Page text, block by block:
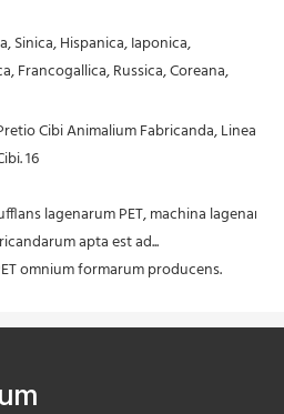
Francogallica, Russica, Coreana,
lagenarum PET, machina
apta est ad...
omnium formarum producens.